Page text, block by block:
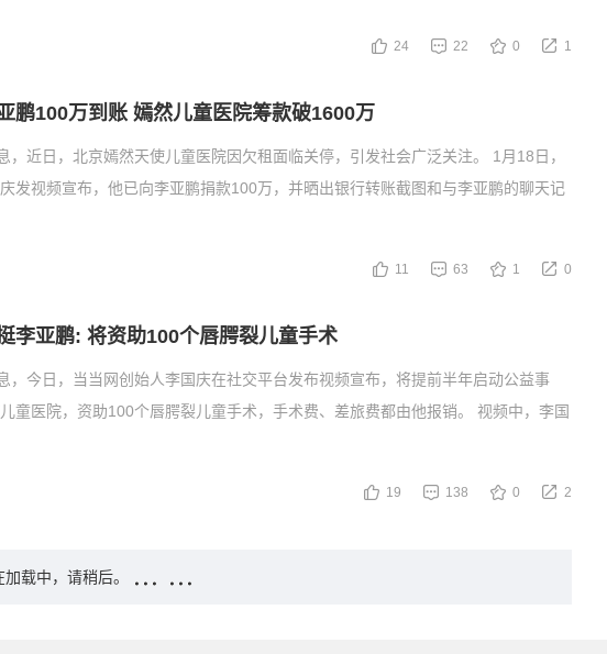
24 22 0 1
鹏100万到账 嫣然儿童医院筹款破1600万
，近日，北京嫣然天使儿童医院因欠租面临关停，引发社会广泛关注。 1月18日，
发视频宣布，他已向李亚鹏捐款100万，并晒出银行转账截图和与李亚鹏的聊天记
11 63 1 0
李亚鹏: 将资助100个唇腭裂儿童手术
，今日，当当网创始人李国庆在社交平台发布视频宣布，将提前半年启动公益事
童医院，资助100个唇腭裂儿童手术，手术费、差旅费都由他报销。 视频中，李国
19 138 0 2
加载中，请稍后。